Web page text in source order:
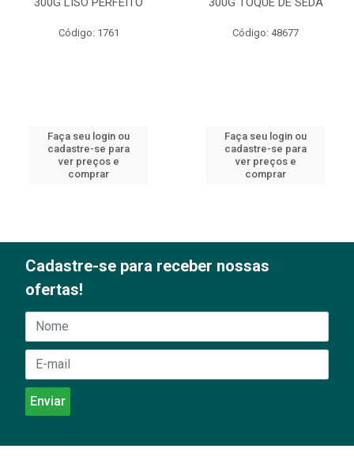
Código: 1761
Faça seu login ou
cadastre-se para
ver preços e
comprar
Código: 48677
Faça seu login ou
cadastre-se para
ver preços e
comprar
Cadastre-se para receber nossas
ofertas!